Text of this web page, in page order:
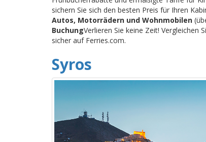
sichern Sie sich den besten Preis für Ihren
Autos, Motorrädern und Wohnmobilen
BuchungVerlieren Sie keine Zeit! Vergleichen
sicher auf Ferries.com.
Syros